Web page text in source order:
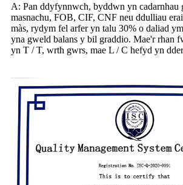
A: Pan ddyfynnwch, byddwn yn cadarnhau
masnachu, FOB, CIF, CNF neu ddulliau
màs, rydym fel arfer yn talu 30% o daliad
yna gweld balans y bil graddio. Mae'r rhan
yn T / T, wrth gwrs, mae L / C hefyd yn